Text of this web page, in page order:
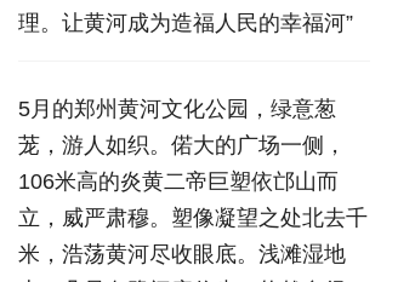
理。让黄河成为造福人民的幸福河”
5月的郑州黄河文化公园，绿意葱
茏，游人如织。偌大的广场一侧，
106米高的炎黄二帝巨塑依邙山而
立，威严肃穆。塑像凝望之处北去千
米，浩荡黄河尽收眼底。浅滩湿地